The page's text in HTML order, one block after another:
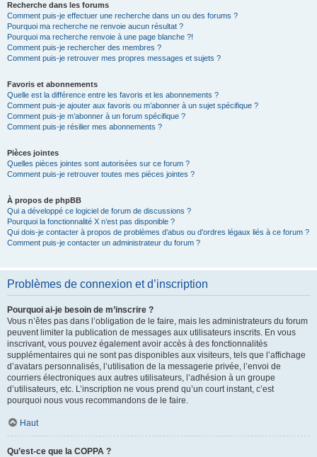
Recherche dans les forums
Comment puis-je effectuer une recherche dans un ou des forums ?
Pourquoi ma recherche ne renvoie aucun résultat ?
Pourquoi ma recherche renvoie à une page blanche ?!
Comment puis-je rechercher des membres ?
Comment puis-je retrouver mes propres messages et sujets ?
Favoris et abonnements
Quelle est la différence entre les favoris et les abonnements ?
Comment puis-je ajouter aux favoris ou m’abonner à un sujet spécifique ?
Comment puis-je m’abonner à un forum spécifique ?
Comment puis-je résilier mes abonnements ?
Pièces jointes
Quelles pièces jointes sont autorisées sur ce forum ?
Comment puis-je retrouver toutes mes pièces jointes ?
À propos de phpBB
Qui a développé ce logiciel de forum de discussions ?
Pourquoi la fonctionnalité X n’est pas disponible ?
Qui dois-je contacter à propos de problèmes d’abus ou d’ordres légaux liés à ce forum ?
Comment puis-je contacter un administrateur du forum ?
Problèmes de connexion et d’inscription
Pourquoi ai-je besoin de m’inscrire ?
Vous n’êtes pas dans l’obligation de le faire, mais les administrateurs du forum
peuvent limiter la publication de messages aux utilisateurs inscrits. En vous
inscrivant, vous pouvez également avoir accès à des fonctionnalités
supplémentaires qui ne sont pas disponibles aux visiteurs, tels que l’affichage
d’avatars personnalisés, l’utilisation de la messagerie privée, l’envoi de
courriers électroniques aux autres utilisateurs, l’adhésion à un groupe
d’utilisateurs, etc. L’inscription ne vous prend qu’un court instant, c’est
pourquoi nous vous recommandons de le faire.
Haut
Qu’est-ce que la COPPA ?